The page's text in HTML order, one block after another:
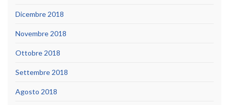
Dicembre 2018
Novembre 2018
Ottobre 2018
Settembre 2018
Agosto 2018